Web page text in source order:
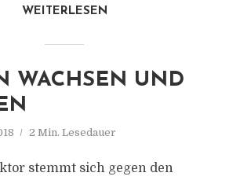
WEITERLESEN
WACHSEN UND
2 Min. Lesedauer
stemmt sich gegen den